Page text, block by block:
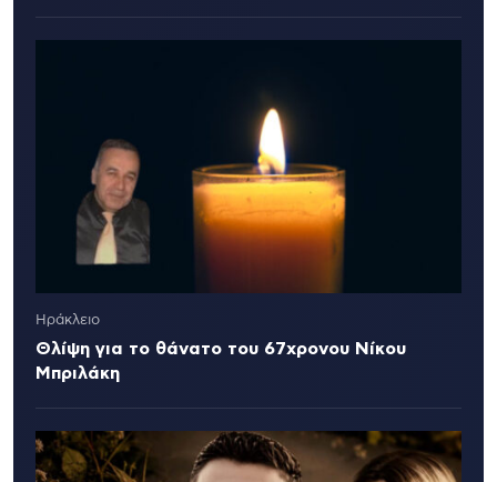
Ηράκλειο
Θλίψη για το θάνατο του 67χρονου Νίκου
Μπριλάκη